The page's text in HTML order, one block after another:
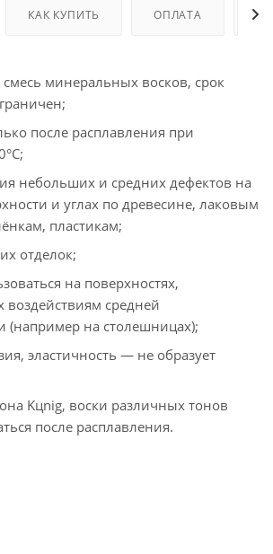
КАК КУПИТЬ ОПЛАТА
минеральных восков, срок
после расплавления при
небольших и средних дефектов на
и углах по древесине, лаковым
пластикам;
отделок;
на поверхностях,
средней
(например на столешницах);
эластичность — не образует
Kцnig, воски различных тонов
после расплавления.